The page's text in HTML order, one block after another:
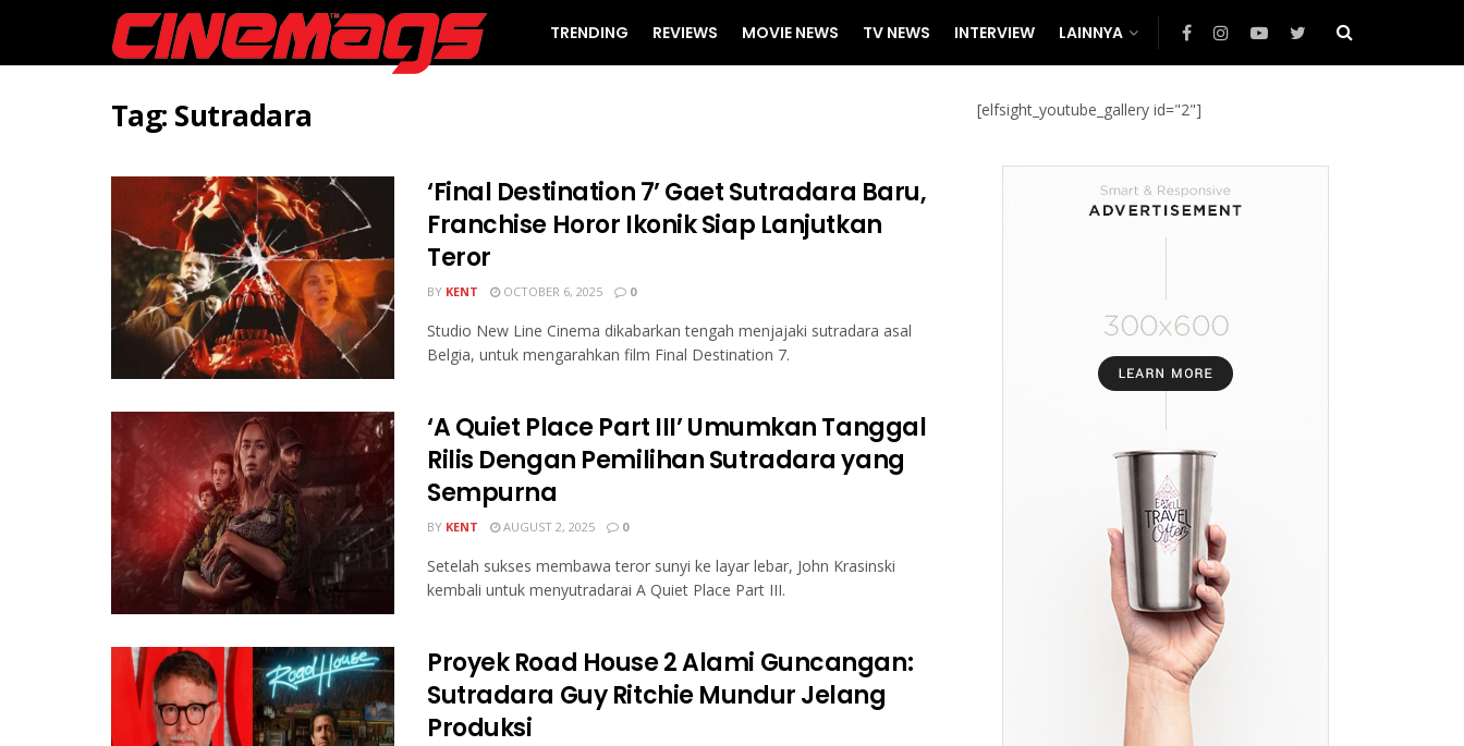
TRENDING REVIEWS MOVIE NEWS TV NEWS INTERVIEW LAINNYA
Tag: Sutradara
‘Final Destination 7’ Gaet Sutradara Baru,
Franchise Horor Ikonik Siap Lanjutkan
Teror
BY KENT OCTOBER 6, 2025 0
Studio New Line Cinema dikabarkan tengah menjajaki sutradara asal
Belgia, untuk mengarahkan film Final Destination 7.
‘A Quiet Place Part III’ Umumkan Tanggal
Rilis Dengan Pemilihan Sutradara yang
Sempurna
BY KENT AUGUST 2, 2025 0
Setelah sukses membawa teror sunyi ke layar lebar, John Krasinski
kembali untuk menyutradarai A Quiet Place Part III.
Proyek Road House 2 Alami Guncangan:
Sutradara Guy Ritchie Mundur Jelang
Produksi
[elfsight_youtube_gallery id="2"]